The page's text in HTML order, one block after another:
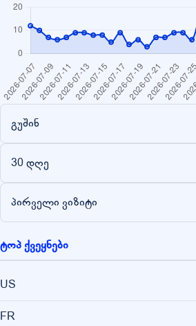
გუშინ
30 დღე
პირველი ვიზიტი
ტოპ ქვეყნები
US
FR